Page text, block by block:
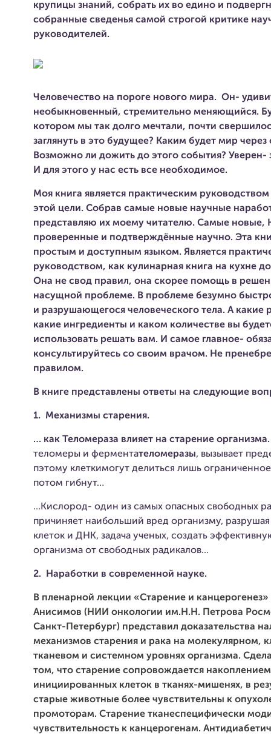
крупицы знаний, собрать их во едино и
собранные сведенья самой строгой критике
руководителей.
Человечество на пороге нового мира. Он-
необыкновенный, стремительно меняющийся.
котором мы так долго мечтали, почти
заглянуть в это будущее? Каким будет мир через
Возможно ли дожить до этого события?
И для этого у нас есть все необходимое.
Моя книга является практическим руководством
этой цели. Собрав самые новые научные
представляю их моему читателю. Самые новые,
проверенные и подтверждённые научно. Эта
простым и доступным языком. Является
руководством, как кулинарная книга на кухне
Она не свод правил, она скорее помощь в
насущной проблеме. В проблеме безумно
и разрушающегося человеческого тела. А какие
какие ингредиенты и каком количестве вы
использовать решать вам. И самое главное-
консультируйтесь со своим врачом. Не
правилом.
В книге представлены ответы на следующие
1. Механизмы старения.
… как Теломераза влияет на старение организма.
теломеры и ферментателомеразы, вызывает
пэтому клеткимогут делиться лишь
потом гибнут…
…Кислород- один из самых опасных свободных
причиняет наибольший вред организму, разрушая
клеток и ДНК, задача ученых, создать
организма от свободных радикалов…
2. Наработки в современной науке.
В пленарной лекции «Старение и
Анисимов (НИИ онкологии им.Н.Н. Петрова
Санкт-Петербург) представил доказательства
механизмов старения и рака на молекулярном,
тканевом и системном уровнях организма.
том, что старение сопровождается накоплением
инициированных клеток в тканях-мишенях, в
старые животные более чувствительны к
промоторам. Старение тканеспецифически
чувствительность к канцерогенам.